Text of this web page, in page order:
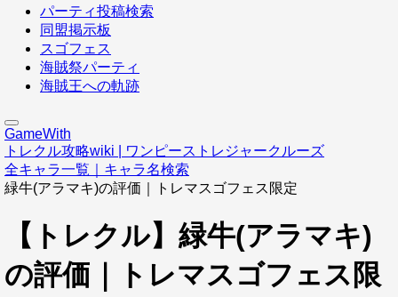
パーティ投稿検索
同盟掲示板
スゴフェス
海賊祭パーティ
海賊王への軌跡
GameWith
トレクル攻略wiki | ワンピーストレジャークルーズ
全キャラ一覧｜キャラ名検索
緑牛(アラマキ)の評価｜トレマスゴフェス限定
【トレクル】緑牛(アラマキ)
の評価｜トレマスゴフェス限